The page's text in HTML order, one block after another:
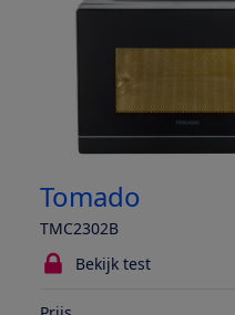
Tomado
TMC2302B
Bekijk test